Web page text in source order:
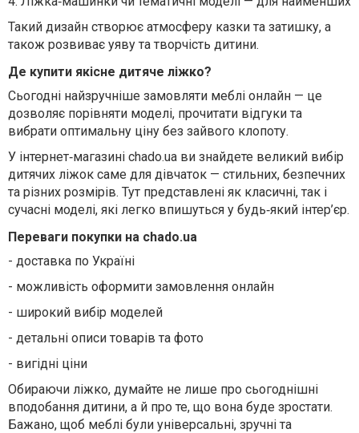
Такий дизайн створює атмосферу казки та затишку, а
також розвиває уяву та творчість дитини.
Де купити якісне дитяче ліжко?
Сьогодні найзручніше замовляти меблі онлайн — це
дозволяє порівняти моделі, прочитати відгуки та
вибрати оптимальну ціну без зайвого клопоту.
У інтернет‑магазині chado.ua ви знайдете великий вибір
дитячих ліжок саме для дівчаток — стильних, безпечних
та різних розмірів. Тут представлені як класичні, так і
сучасні моделі, які легко впишуться у будь‑який інтер’єр.
Переваги покупки на chado.ua
- доставка по Україні
- можливість оформити замовлення онлайн
- широкий вибір моделей
- детальні описи товарів та фото
- вигідні ціни
Обираючи ліжко, думайте не лише про сьогоднішні
вподобання дитини, а й про те, що вона буде зростати.
Бажано, щоб меблі були універсальні, зручні та